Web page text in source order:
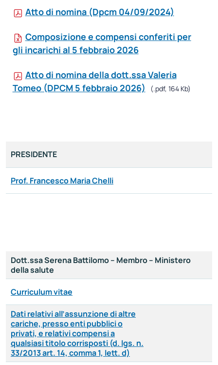
Atto di nomina (Dpcm 04/09/2024)
Composizione e compensi conferiti per
gli incarichi al 5 febbraio 2026
Atto di nomina della dott.ssa Valeria
Tomeo (DPCM 5 febbraio 2026)
(.pdf, 164 Kb)
PRESIDENTE
Prof. Francesco Maria Chelli
Dott.ssa Serena Battilomo – Membro – Ministero
della salute
Curriculum vitae
Dati relativi all’assunzione di altre
cariche, presso enti pubblici o
privati, e relativi compensi a
qualsiasi titolo corrisposti (d. lgs. n.
33/2013 art. 14, comma 1, lett. d)